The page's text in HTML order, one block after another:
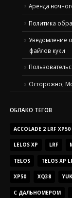
Аренда
Политика
Уведомление
файлов куки
Осторожно,
ОБЛАКО ТЕГОВ
ACCOLADE 2 LRF XP50
LELOS XP LRF
TELOS TELOS XP
XP50 XQ38
С ДАЛЬНОМЕРОМ